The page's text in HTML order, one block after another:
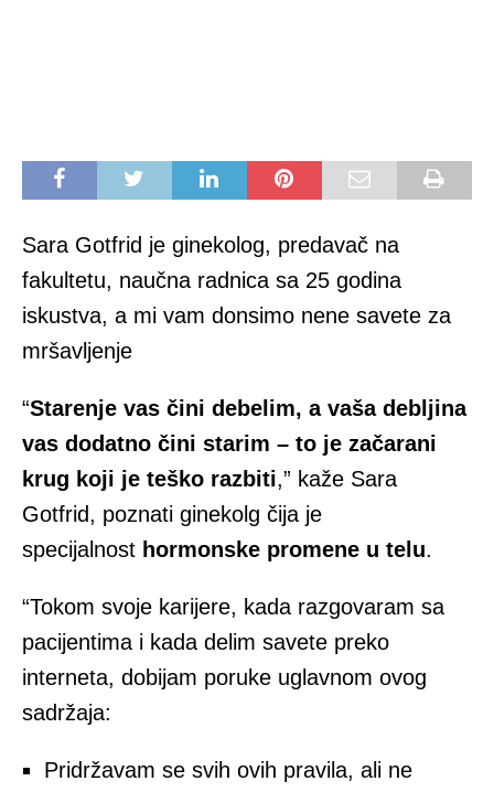
Sara Gotfrid je ginekolog, predavač na
fakultetu, naučna radnica sa 25 godina
iskustva, a mi vam donsimo nene savete za
mršavljenje
“Starenje vas čini debelim, a vaša debljina
vas dodatno čini starim – to je začarani
krug koji je teško razbiti,” kaže Sara
Gotfrid, poznati ginekolg čija je
specijalnost hormonske promene u telu.
“Tokom svoje karijere, kada razgovaram sa
pacijentima i kada delim savete preko
interneta, dobijam poruke uglavnom ovog
sadržaja:
Pridržavam se svih ovih pravila, ali ne